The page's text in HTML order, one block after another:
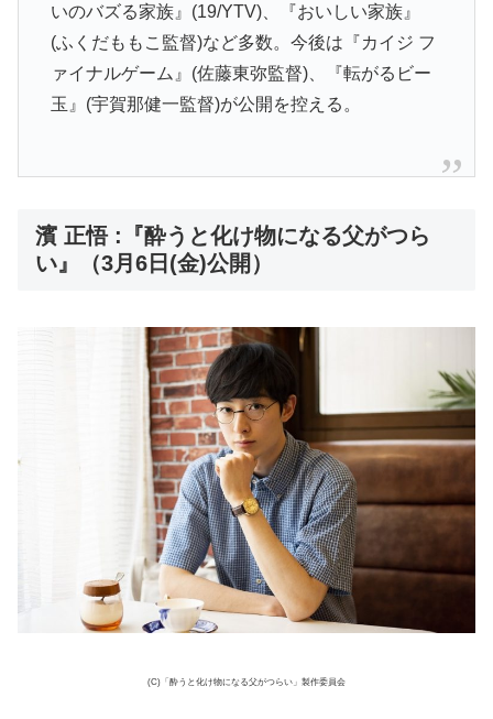
いのバズる家族』(19/YTV)、『おいしい家族』
(ふくだももこ監督)など多数。今後は『カイジ フ
ァイナルゲーム』(佐藤東弥監督)、『転がるビー
玉』(宇賀那健一監督)が公開を控える。
濱 正悟 :『酔うと化け物になる父がつら
い』（3月6日(金)公開）
(C)「酔うと化け物になる父がつらい」製作委員会